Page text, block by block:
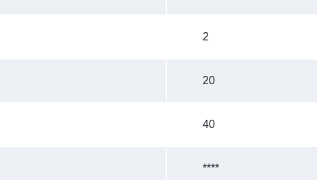
2
20
40
****